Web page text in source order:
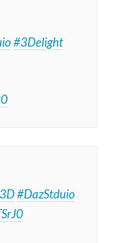
#3Delight
#DazStduio